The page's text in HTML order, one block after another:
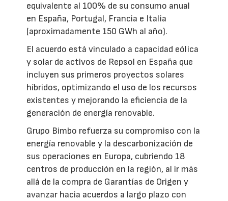
equivalente al 100% de su consumo anual
en España, Portugal, Francia e Italia
(aproximadamente 150 GWh al año).
El acuerdo está vinculado a capacidad eólica
y solar de activos de Repsol en España que
incluyen sus primeros proyectos solares
híbridos, optimizando el uso de los recursos
existentes y mejorando la eficiencia de la
generación de energía renovable.
Grupo Bimbo refuerza su compromiso con la
energía renovable y la descarbonización de
sus operaciones en Europa, cubriendo 18
centros de producción en la región, al ir más
allá de la compra de Garantías de Origen y
avanzar hacia acuerdos a largo plazo con